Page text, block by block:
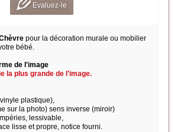
Evaluez-le
pour la décoration murale ou mobilier
bébé.
de l'image
la plus grande de l'image.
plastique),
sur la photo) sens inverse (miroir)
lessivable,
lisse et propre, notice fourni.